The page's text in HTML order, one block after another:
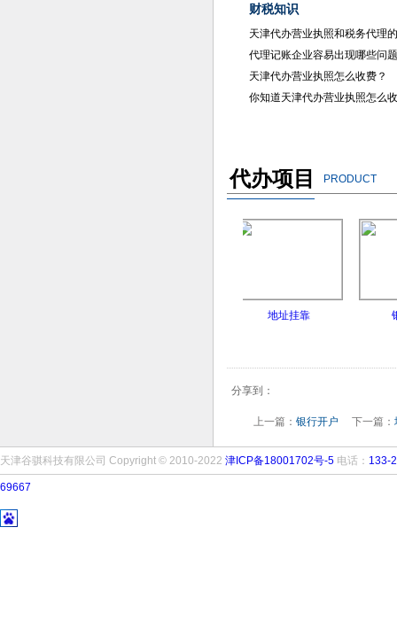
财税知识
天津代办营业执照和税务代理
代理记账企业容易出现哪些问题
天津代办营业执照怎么收费？
你知道天津代办营业执照怎么
代办项目 PRODUCT
地址挂靠 银行
分享到：
上一篇： 银行开户 下一篇：
天津谷骐科技有限公司 Copyright © 2010-2022 津ICP备18001702号-5 电话： 133-
69667